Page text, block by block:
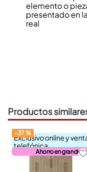
elemento o
presentado en
real
Productos
Exclusivo online y
telefónica
Ahorro en grande
-37%